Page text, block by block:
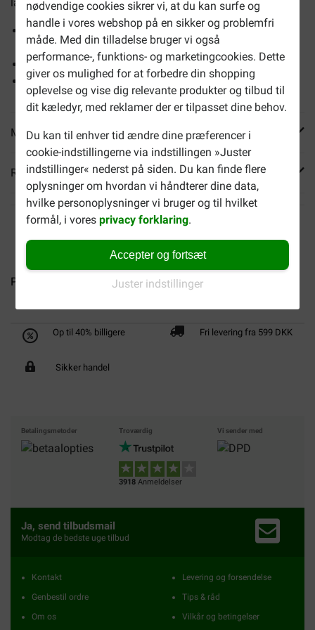
nødvendige cookies sikrer vi, at du kan surfe og
handle i vores webshop på en sikker og problemfri
måde. Med din tilladelse bruger vi også
performance-, funktions- og marketingcookies. Dette
giver os mulighed for at forbedre din shopping
oplevelse og vise dig relevante produkter og tilbud til
dit kæledyr, med reklamer der er tilpasset dine behov.
Du kan til enhver tid ændre dine præferencer i
cookie-indstillingerne via indstillingen »Juster
indstillinger« nederst på siden. Du kan finde flere
oplysninger om hvordan vi håndterer dine data,
hvilke personoplysninger vi bruger og til hvilket
formål, i voresprivacy forklaring.
Accepter og fortsæt
Juster indstillinger
Indeholder alle nødvendige næringsstoffer til en god
start
Giver ekstra energi
Med colostrum, for at støtte immunsystemet
Mere info
Reviews
Pro Plan Large Robust Puppy... Pro Plan Medium Adult...
Op til 40% billigere Fri levering fra 599 DKK
Sikker handel
Betalingsmetoder Troværdig
3918 Anmeldelser
Vi sender med
Ja, send tilbudsmail
Modtag de bedste uge tilbud
Kontakt
Genbestil ordre
Om os
Levering og forsendelse
Tips & råd
Vilkår og betingelser